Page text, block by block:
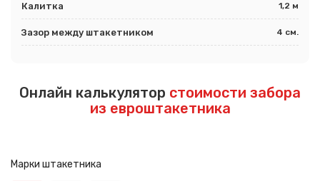
Калитка 1,2 м
Зазор между штакетником 4 см.
Онлайн калькулятор стоимости забора
из евроштакетника
Марки штакетника